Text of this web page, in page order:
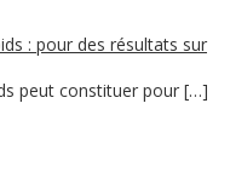
: pour des résultats sur
peut constituer pour […]